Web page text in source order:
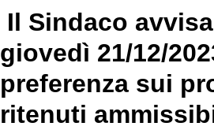
Il Sindaco
giovedì 21/12/
preferenza sui
ritenuti